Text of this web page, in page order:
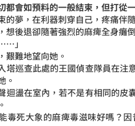
都會如預料的一般結束，但打從
的夢，在利器刺穿自己，疼痛伴
想後退卻隨著強烈的麻痺全身癱
」
艱難地望向她。
塔巡查此處的王國偵查隊員在注
。
迴盪在室內，若不是有相同的皮
能毒死大象的麻痺毒滋味好嗎？